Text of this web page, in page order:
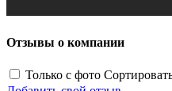
Отзывы о компании
Только с фото